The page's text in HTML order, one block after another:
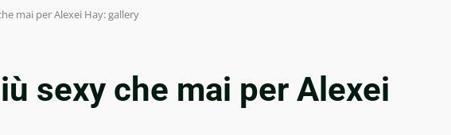
mai per Alexei Hay: gallery
sexy che mai per Alexei